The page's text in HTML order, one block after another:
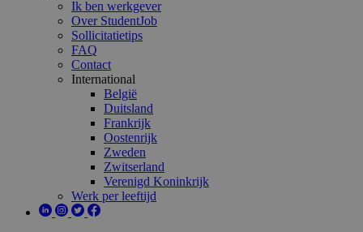
Ik ben werkgever
Over StudentJob
Sollicitatietips
FAQ
Contact
International
België
Duitsland
Frankrijk
Oostenrijk
Zweden
Zwitserland
Verenigd Koninkrijk
Werk per leeftijd